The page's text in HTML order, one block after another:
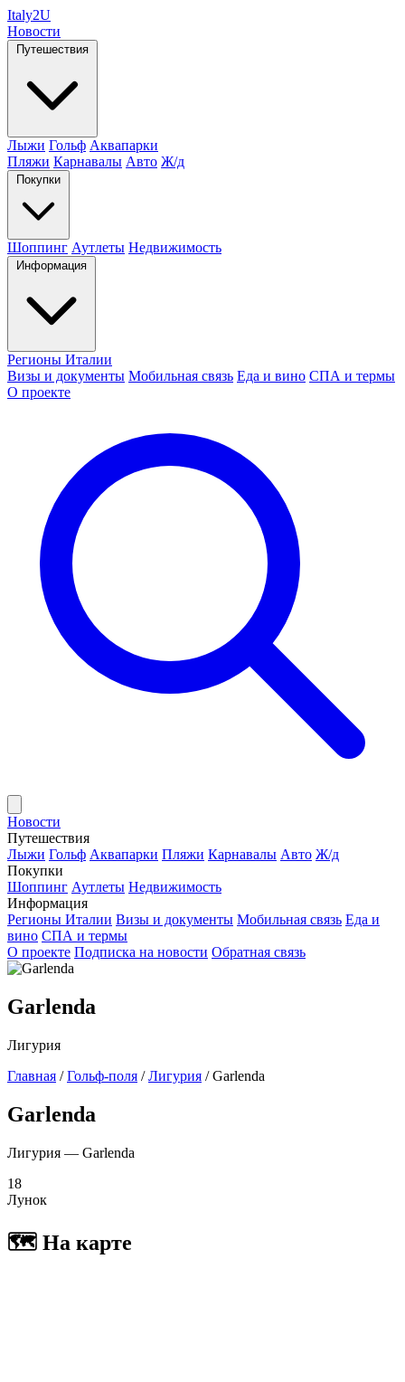
Italy2U
Новости
Путешествия
Лыжи Гольф Аквапарки
Пляжи Карнавалы Авто Ж/д
Покупки
Шоппинг Аутлеты Недвижимость
Информация
Регионы Италии
Визы и документы Мобильная связь Еда и вино СПА и термы
О проекте
Новости
Путешествия
Лыжи Гольф Аквапарки Пляжи Карнавалы Авто Ж/д
Покупки
Шоппинг Аутлеты Недвижимость
Информация
Регионы Италии Визы и документы Мобильная связь Еда и
вино СПА и термы
О проекте Подписка на новости Обратная связь
Garlenda
Лигурия
Главная / Гольф-поля / Лигурия / Garlenda
Garlenda
Лигурия — Garlenda
18
Лунок
🗺 На карте